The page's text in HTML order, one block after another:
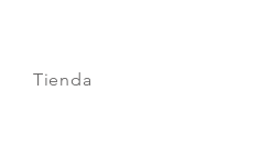
Tienda